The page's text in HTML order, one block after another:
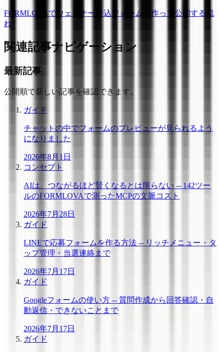
FORMLOVAでウェビナー申込フォームを作って公開する流
れ
関連記事ナビゲーション
最新記事
公開順で新しい記事を確認できます。
ガイド
チャットの中でフォームのプレビューが見られるよう
になりました
2026年8月1日
コンセプト
AIは、つながるほど賢くなるとは限らない -- 142ツー
ルのFORMLOVAで測ったMCPの文脈コスト
2026年7月28日
ガイド
LINEで応募フォームを作る方法 -- リッチメニュー・タ
ップ管理・当選連絡まで
2026年7月17日
ガイド
Googleフォームの使い方 -- 質問作成から回答確認・自
動返信・できないことまで
2026年7月17日
ガイド